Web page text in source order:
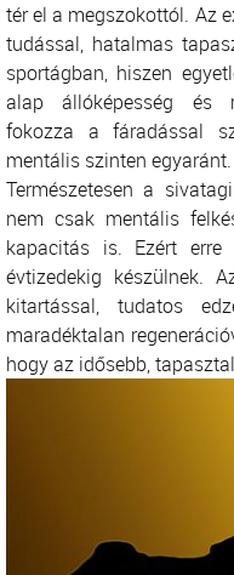
tér el a megszokottól. Az
tudással, hatalmas
sportágban, hiszen
alap állóképesség és
fokozza a fáradással
mentális szinten egyaránt.
Természetesen a
nem csak mentális
kapacitás is. Ezért erre
évtizedekig készülnek.
kitartással, tudatos
maradéktalan
hogy az idősebb,